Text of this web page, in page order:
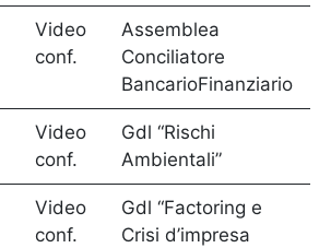
Video
conf.
Assemblea
Conciliatore
BancarioFinanziario
Video
conf.
Gdl “Rischi
Ambientali”
Video
conf.
Gdl “Factoring e
Crisi d’impresa